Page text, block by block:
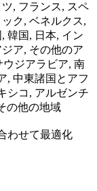
, フランス, スペ
ク, ベネルクス,
韓国, 日本, イン
ア, その他のア
ウジアラビア, 南
, 中東諸国とアフ
シコ, アルゼンチ
の他の地域
わせて最適化